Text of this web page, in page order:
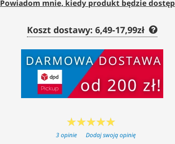
Powiadom mnie, kiedy produkt będzie
Koszt dostawy: 6,49-17,99zł
3 opinie Dodaj swoją opinię